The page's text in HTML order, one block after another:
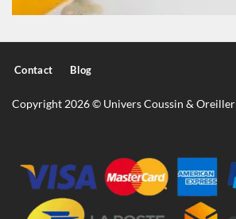
Contact Blog
Copyright 2026 © Univers Coussin & Oreiller